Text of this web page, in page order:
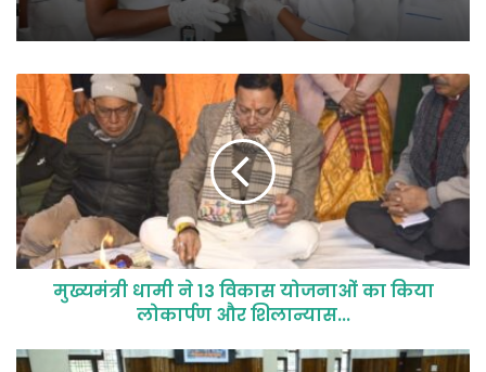
मुख्यमंत्री धामी ने 13 विकास योजनाओं का किया
लोकार्पण और शिलान्यास...